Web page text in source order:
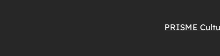
PRISME